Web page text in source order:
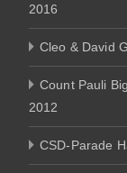
2016
Cleo & David
Count Pauli
2012
CSD-Parade